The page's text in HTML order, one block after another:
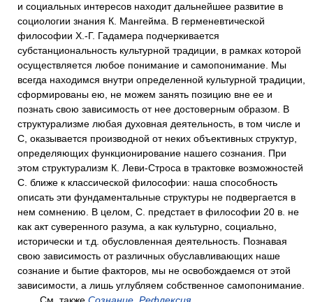
и социальных интересов находит дальнейшее развитие в
социологии знания К. Мангейма. В герменевтической
философии Х.-Г. Гадамера подчеркивается
субстанциональность культурной традиции, в рамках которой
осуществляется любое понимание и самопонимание. Мы
всегда находимся внутри определенной культурной традиции,
сформированы ею, не можем занять позицию вне ее и
познать свою зависимость от нее достоверным образом. В
структурализме любая духовная деятельность, в том числе и
С, оказывается производной от неких объективных структур,
определяющих функционирование нашего сознания. При
этом структурализм К. Леви-Строса в трактовке возможностей
С. ближе к классической философии: наша способность
описать эти фундаментальные структуры не подвергается в
нем сомнению. В целом, С. предстает в философии 20 в. не
как акт суверенного разума, а как культурно, социально,
исторически и т.д. обусловленная деятельность. Познавая
свою зависимость от различных обуславливающих наше
сознание и бытие факторов, мы не освобождаемся от этой
зависимости, а лишь углубляем собственное самопонимание.